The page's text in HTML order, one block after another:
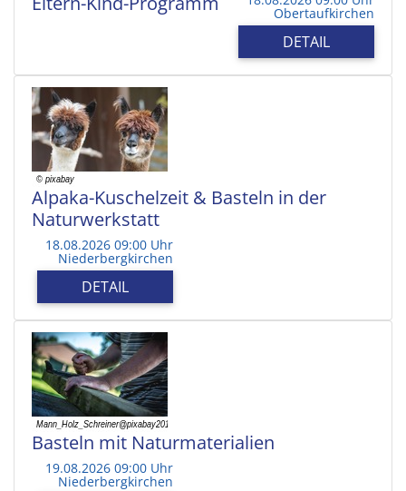
Obertaufkirchen
DETAIL
Alpaka-Kuschelzeit & Basteln in der
Naturwerkstatt
18.08.2026 09:00 Uhr
Niederbergkirchen
DETAIL
Basteln mit Naturmaterialien
19.08.2026 09:00 Uhr
Niederbergkirchen